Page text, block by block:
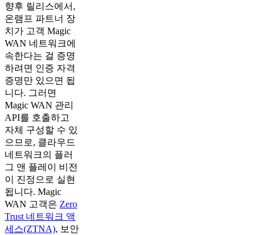
향후 릴리스에서,
온램프 파트너 장
치가 고객 Magic
WAN 네트워크에
속한다는 걸 증명
하려면 인증 자격
증명만 있으면 됩
니다. 그러면
Magic WAN 관리
API를 호출하고
자체 구성할 수 있
으므로, 클라우드
네트워크의 플러
그 앤 플레이 비전
이 진정으로 실현
됩니다. Magic
WAN 고객은 Zero
Trust 네트워크 액
세스(ZTNA), 보안